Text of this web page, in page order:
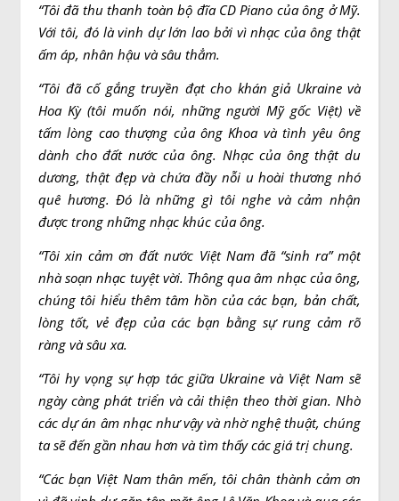
“Tôi đã thu thanh toàn bộ đĩa CD Piano của ông ở Mỹ.
Với tôi, đó là vinh dự lớn lao bởi vì nhạc của ông thật
ấm áp, nhân hậu và sâu thẳm.
“Tôi đã cố gắng truyền đạt cho khán giả Ukraine và
Hoa Kỳ (tôi muốn nói, những người Mỹ gốc Việt) về
tấm lòng cao thượng của ông Khoa và tình yêu ông
dành cho đất nước của ông. Nhạc của ông thật du
dương, thật đẹp và chứa đầy nỗi u hoài thương nhớ
quê hương. Đó là những gì tôi nghe và cảm nhận
được trong những nhạc khúc của ông.
“Tôi xin cảm ơn đất nước Việt Nam đã “sinh ra” một
nhà soạn nhạc tuyệt vời. Thông qua âm nhạc của ông,
chúng tôi hiểu thêm tâm hồn của các bạn, bản chất,
lòng tốt, vẻ đẹp của các bạn bằng sự rung cảm rõ
ràng và sâu xa.
“Tôi hy vọng sự hợp tác giữa Ukraine và Việt Nam sẽ
ngày càng phát triển và cải thiện theo thời gian. Nhờ
các dự án âm nhạc như vậy và nhờ nghệ thuật, chúng
ta sẽ đến gần nhau hơn và tìm thấy các giá trị chung.
“Các bạn Việt Nam thân mến, tôi chân thành cảm ơn